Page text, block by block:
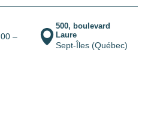
–
500, boulevard
Laure
Sept-Îles (Québec)